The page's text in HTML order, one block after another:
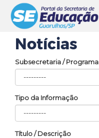
Notícias
Subsecretaria / Programa
Tipo da Informação
Título / Descrição